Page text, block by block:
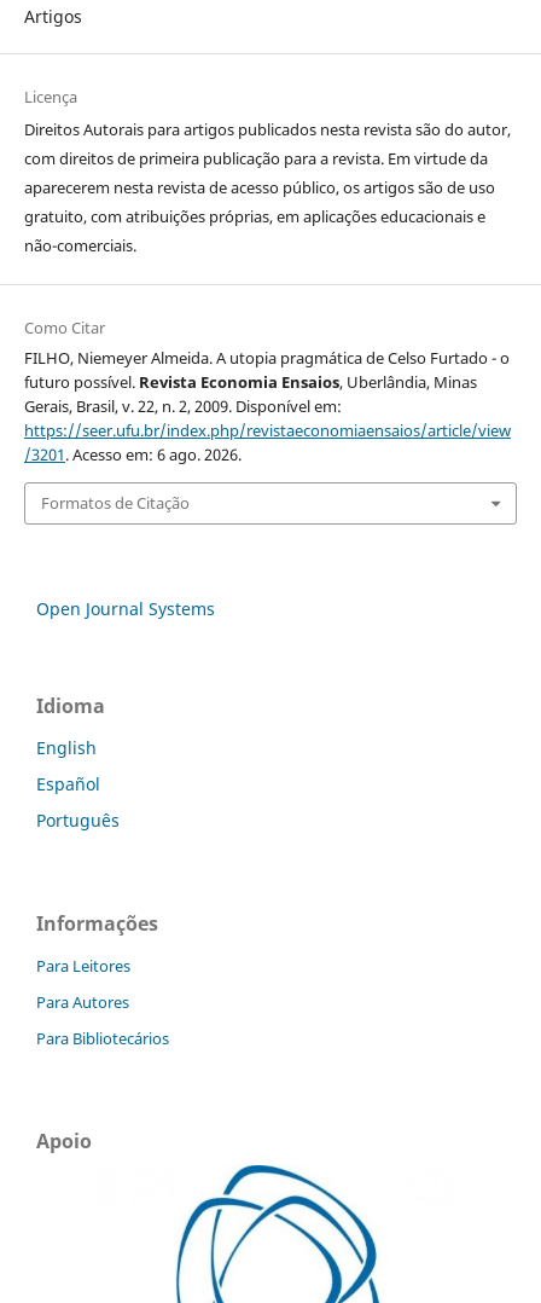
Artigos
Licença
Direitos Autorais para artigos publicados nesta revista são do autor,
com direitos de primeira publicação para a revista. Em virtude da
aparecerem nesta revista de acesso público, os artigos são de uso
gratuito, com atribuições próprias, em aplicações educacionais e
não-comerciais.
Como Citar
FILHO, Niemeyer Almeida. A utopia pragmática de Celso Furtado - o
futuro possível. Revista Economia Ensaios, Uberlândia, Minas
Gerais, Brasil, v. 22, n. 2, 2009. Disponível em:
https://seer.ufu.br/index.php/revistaeconomiaensaios/article/view
/3201. Acesso em: 6 ago. 2026.
Formatos de Citação
Open Journal Systems
Idioma
English
Español
Português
Informações
Para Leitores
Para Autores
Para Bibliotecários
Apoio